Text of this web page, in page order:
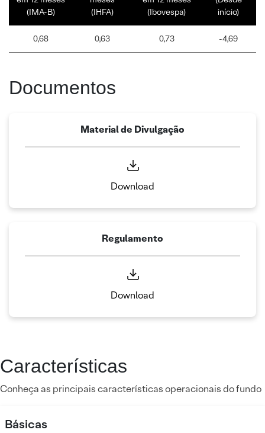
(IMA-B)
(IHFA)
(Ibovespa)
início)
0,68 0,63 0,73 -4,69
Documentos
Material de Divulgação
Download
Regulamento
Download
Características
Conheça as principais características operacionais do fundo
Básicas